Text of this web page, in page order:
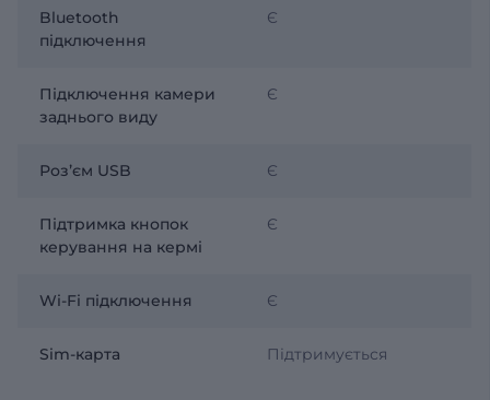
Bluetooth
підключення
Є
Підключення камери
заднього виду
Є
Розʼєм USB Є
Підтримка кнопок
керування на кермі
Є
Wi-Fi підключення Є
Sim-карта Підтримується